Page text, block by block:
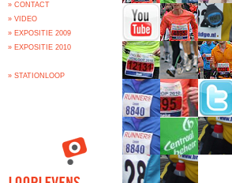
» CONTACT
» VIDEO
» EXPOSITIE 2009
» EXPOSITIE 2010
» STATIONLOOP